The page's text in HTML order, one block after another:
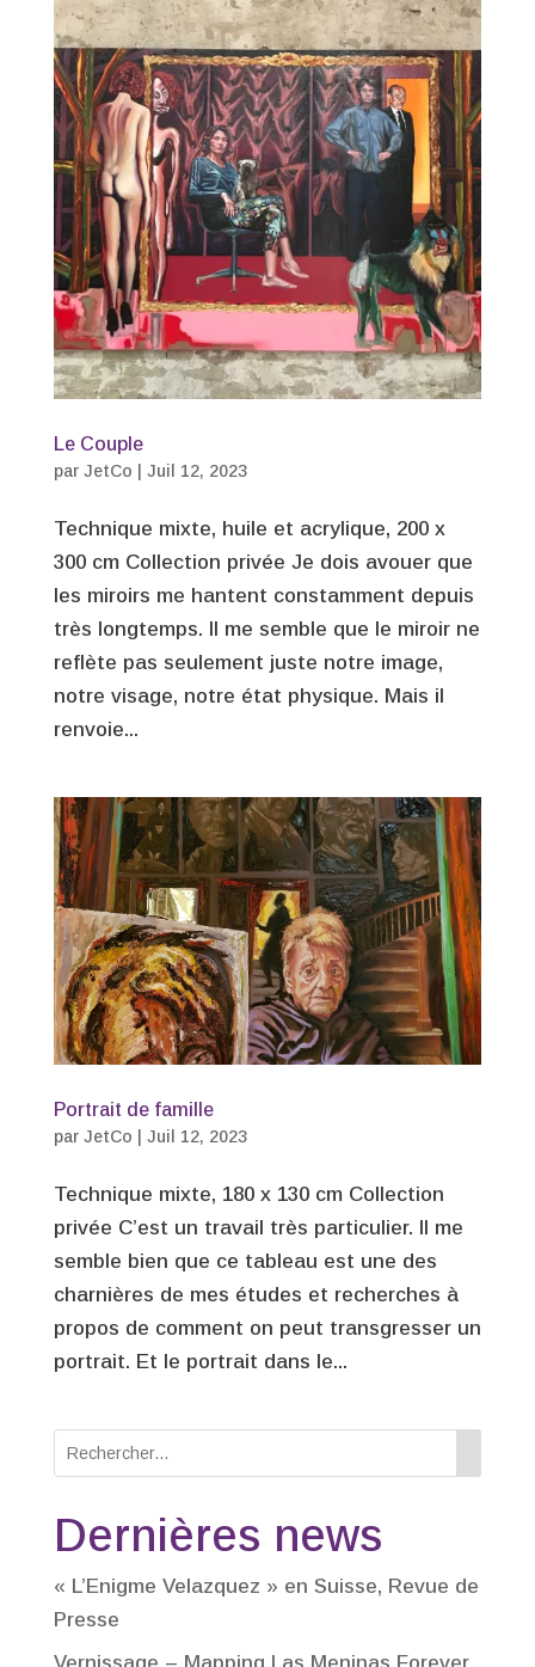
Le Couple
par JetCo Juil 12, 2023
Technique mixte, huile et acrylique, 200 x
300 cm Collection privée Je dois avouer que
les miroirs me hantent constamment depuis
très longtemps. Il me semble que le miroir ne
reflète pas seulement juste notre image,
notre visage, notre état physique. Mais il
renvoie...
Portrait de famille
par JetCo Juil 12, 2023
Technique mixte, 180 x 130 cm Collection
privée C’est un travail très particulier. Il me
semble bien que ce tableau est une des
charnières de mes études et recherches à
propos de comment on peut transgresser un
portrait. Et le portrait dans le...
Dernières news
« L’Enigme Velazquez » en Suisse, Revue de
Presse